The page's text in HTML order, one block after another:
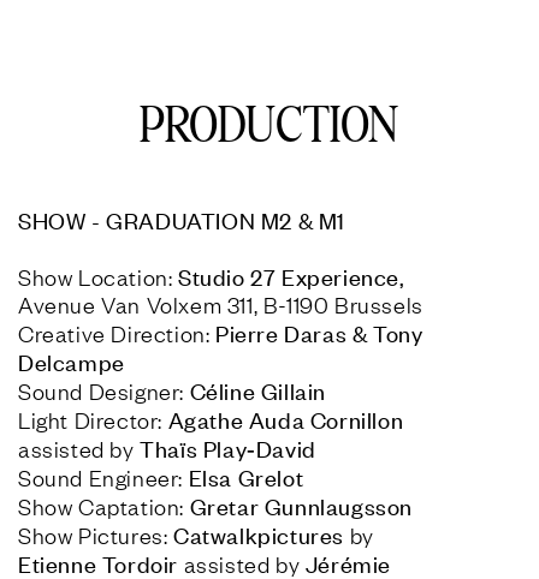
PRODUCTION
SHOW - GRADUATION M2 & M1
Show Location:
Avenue Van Volxem 311, B-1190 Brussels
Creative Direction: Pierre Daras & Tony
Sound Designer:
Light Director:
assisted by
Sound Engineer:
Show Captation:
Show Pictures: Catwalkpictures by
Etienne Tordoir assisted by Jérémie